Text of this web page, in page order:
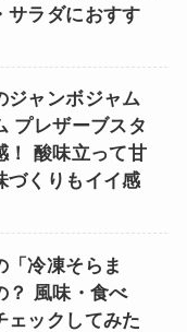
サラダにおすす
ジャンボジャム
プレザーブスタ
！ 酸味立って甘
づくりもイイ感
「冷凍そらま
？ 風味・食べ
ェックしてみた